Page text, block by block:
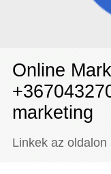
Online
marketing
Linkek az